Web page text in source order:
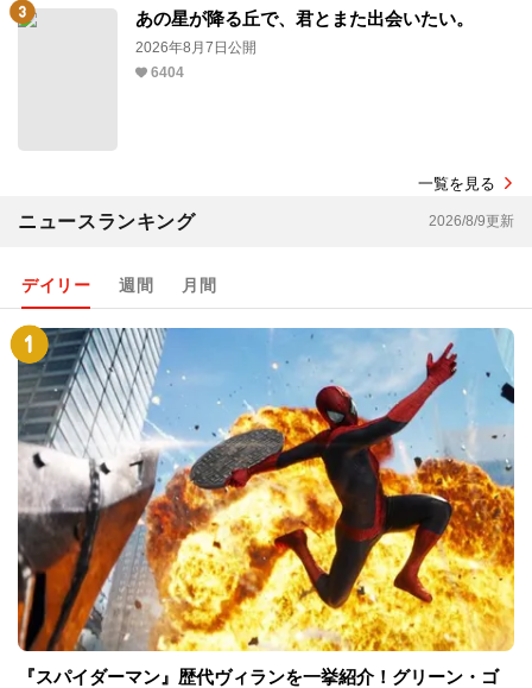
あの星が降る丘で、君とまた出会いたい。
2026年8月7日公開
6404
一覧を見る
ニュースランキング 2026/8/9更新
デイリー 週間 月間
『スパイダーマン』歴代ヴィランを一挙紹介！グリーン・ゴ